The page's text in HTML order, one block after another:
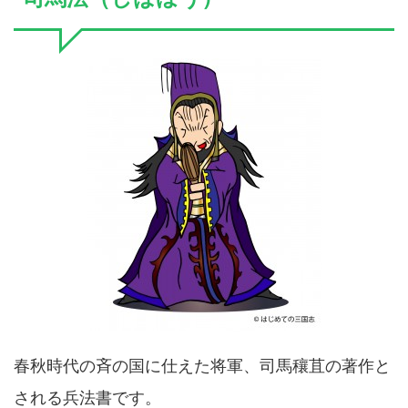
春秋時代の斉の国に仕えた将軍、司馬穰苴の著作と
される兵法書です。